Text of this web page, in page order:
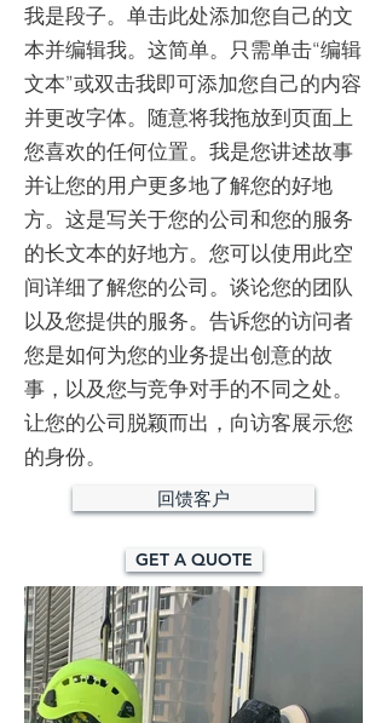
我是段子。单击此处添加您自己的文
本并编辑我。这简单。只需单击“编辑
文本”或双击我即可添加您自己的内容
并更改字体。随意将我拖放到页面上
您喜欢的任何位置。我是您讲述故事
并让您的用户更多地了解您的好地
方。​这是写关于您的公司和您的服务
的长文本的好地方。您可以使用此空
间详细了解您的公司。谈论您的团队
以及您提供的服务。告诉您的访问者
您是如何为您的业务提出创意的故
事，以及您与竞争对手的不同之处。
让您的公司脱颖而出，向访客展示您
的身份。
回馈客户
GET A QUOTE